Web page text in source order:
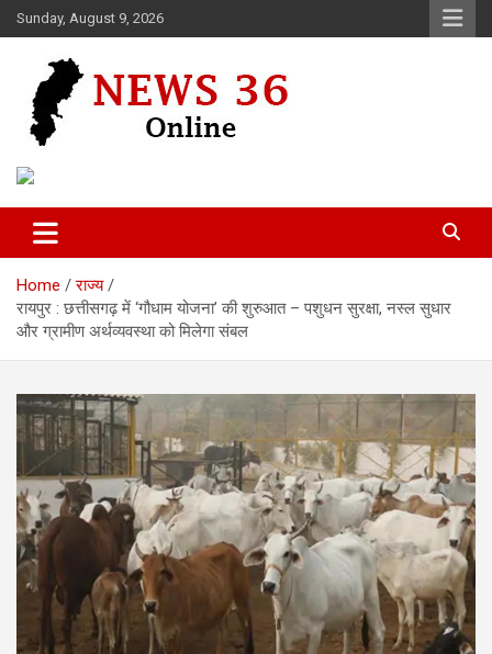
Skip
to
Sunday, August 9, 2026
News 36
Home
राज्य
रायपुर : छत्तीसगढ़ में ‘गौधाम योजना’ की शुरुआत – पशुधन सुरक्षा, नस्ल सुधार
और ग्रामीण अर्थव्यवस्था को मिलेगा संबल